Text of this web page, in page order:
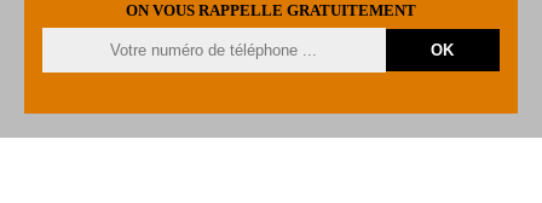
ON VOUS RAPPELLE GRATUITEMENT